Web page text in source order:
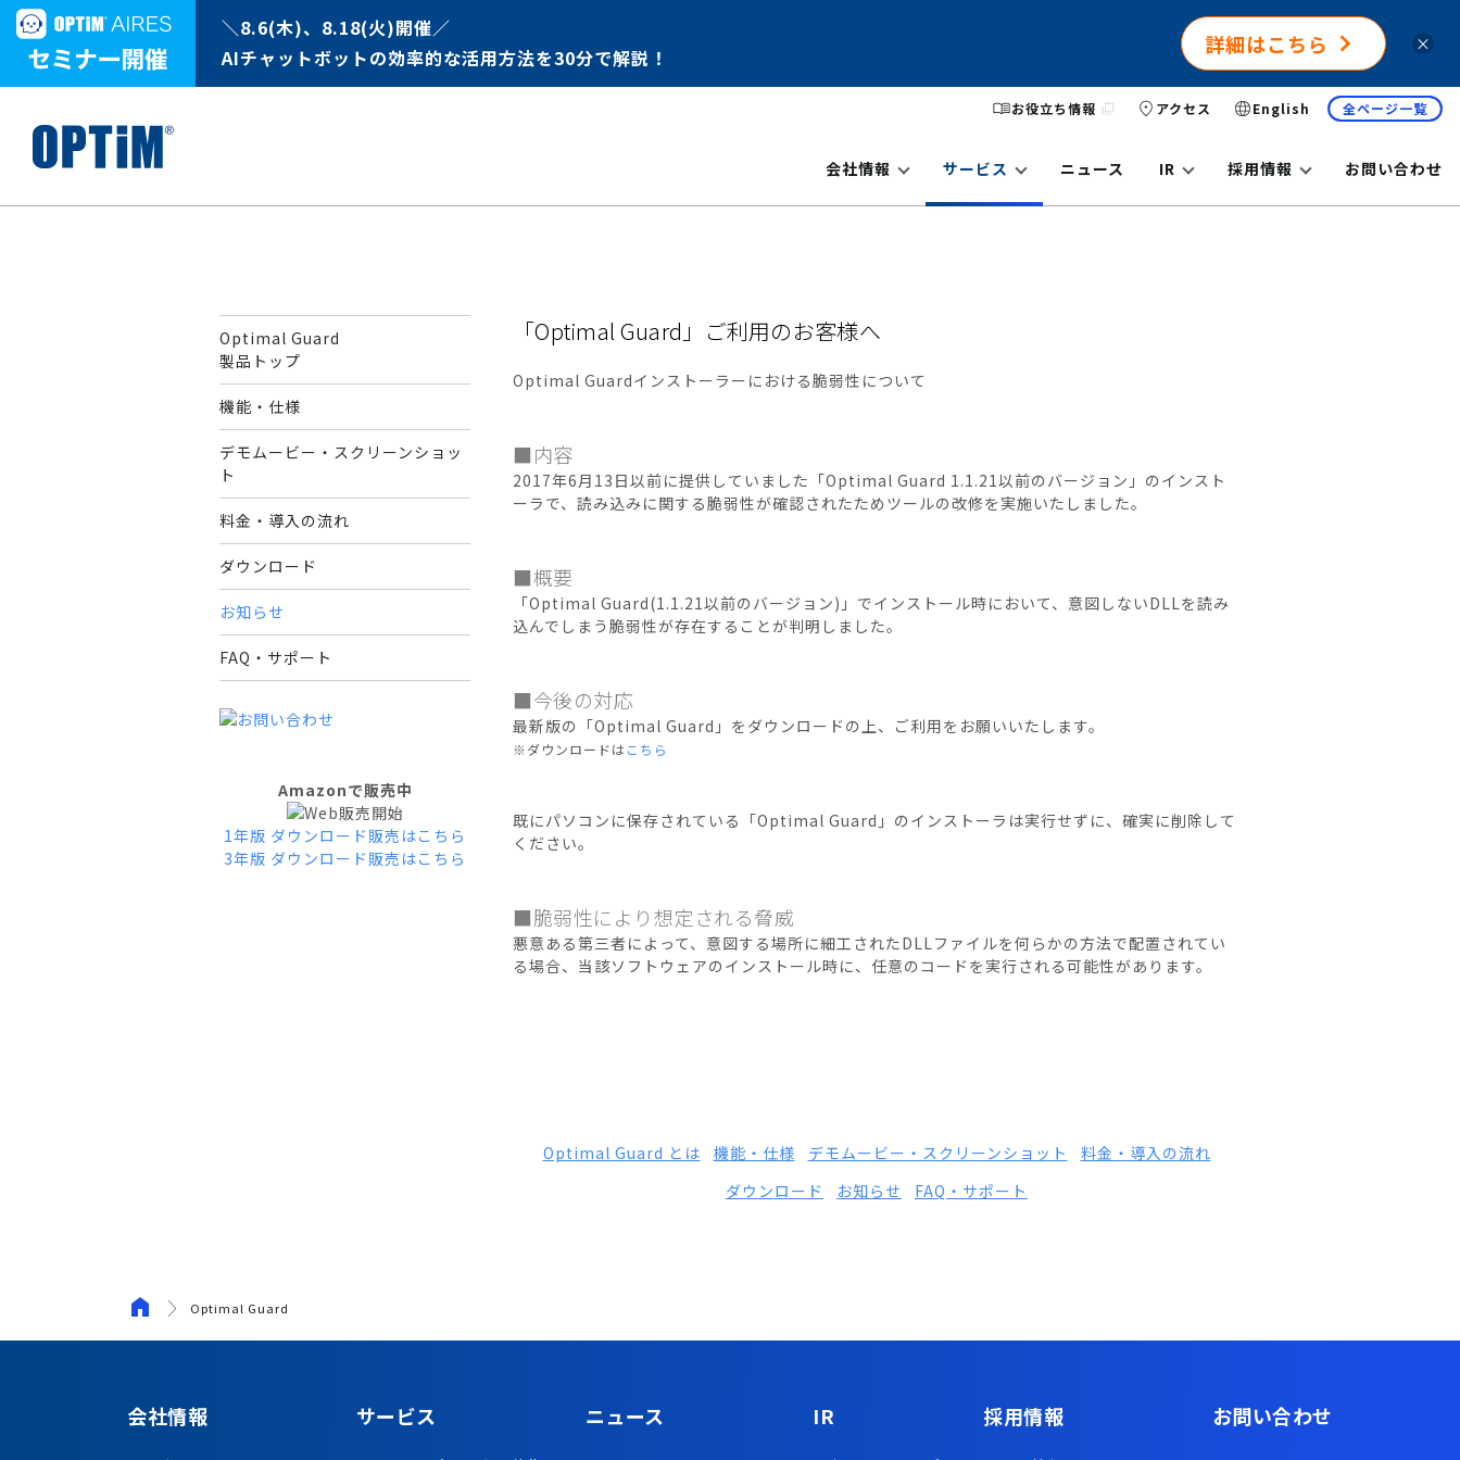
＼8.6(木)、8.18(火)開催／
AIチャットボットの効率的な活用方法を30分で解説！
詳細はこちら ×
お役立ち情報 アクセス English 全ページ一覧
会社情報 サービス ニュース IR 採用情報 お問い合わせ
「Optimal Guard」ご利用のお客様へ
Optimal Guardインストーラーにおける脆弱性について
■内容
2017年6月13日以前に提供していました「Optimal Guard 1.1.21以前のバージョン」のインスト
ーラで、読み込みに関する脆弱性が確認されたためツールの改修を実施いたしました。
■概要
「Optimal Guard(1.1.21以前のバージョン)」でインストール時において、意図しないDLLを読み
込んでしまう脆弱性が存在することが判明しました。
■今後の対応
最新版の「Optimal Guard」をダウンロードの上、ご利用をお願いいたします。
※ダウンロードは こちら
既にパソコンに保存されている「Optimal Guard」のインストーラは実行せずに、確実に削除して
ください。
■脆弱性により想定される脅威
悪意ある第三者によって、意図する場所に細工されたDLLファイルを何らかの方法で配置されてい
る場合、当該ソフトウェアのインストール時に、任意のコードを実行される可能性があります。
Optimal Guard
製品トップ
機能・仕様
デモムービー・スクリーンショッ
ト
料金・導入の流れ
ダウンロード
お知らせ
FAQ・サポート
Amazonで販売中
1年版 ダウンロード販売はこちら
3年版 ダウンロード販売はこちら
Optimal Guard とは 機能・仕様 デモムービー・スクリーンショット
料金・導入の流れ
ダウンロード
お知らせ FAQ・サポート
Optimal Guard
会社情報 サービス ニュース IR 採用情報 お問い合わせ